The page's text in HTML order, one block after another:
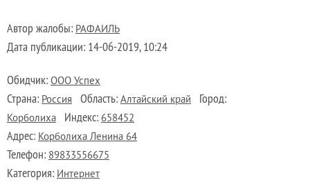
Автор жалобы: РАФАИЛЬ
Дата публикации: 14-06-2019, 10:24
Обидчик: ООО Успех
Страна: Россия Область: Алтайский край Город:
Корболиха Индекс: 658452
Адрес: Корболиха Ленина 64
Телефон: 89833556675
Категория: Интернет